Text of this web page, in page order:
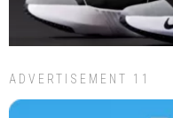
ADVERTISEMENT 11